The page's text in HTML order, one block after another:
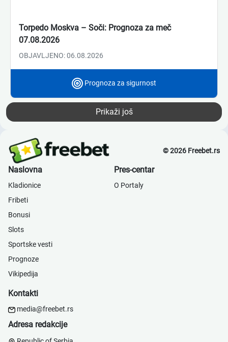
Torpedo Moskva – Soči: Prognoza za meč
07.08.2026
OBJAVLJENO: 06.08.2026
Prognoza za sigurnost
Prikaži još
© 2026 Freebet.rs
Naslovna
Kladionice
Fribeti
Bonusi
Slots
Sportske vesti
Prognoze
Vikipedija
Pres-centar
О Portaly
Kontakti
media@freebet.rs
Adresa redakcije